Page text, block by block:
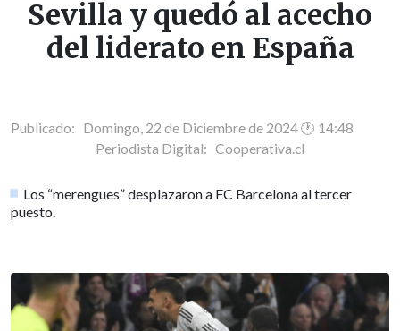
Sevilla y quedó al acecho
del liderato en España
Publicado: Domingo, 22 de Diciembre de 2024 🕐 14:48
Periodista Digital: Cooperativa.cl
Los “merengues” desplazaron a FC Barcelona al tercer
puesto.